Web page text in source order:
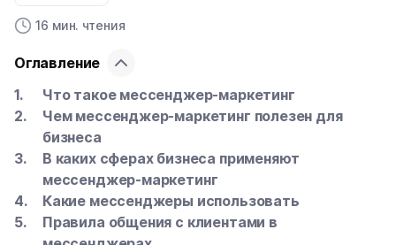
16 мин. чтения
Оглавление
Что такое мессенджер-маркетинг
Чем мессенджер-маркетинг полезен для
бизнеса
В каких сферах бизнеса применяют
мессенджер-маркетинг
Какие мессенджеры использовать
Правила общения с клиентами в